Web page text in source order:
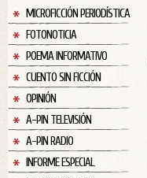
MICROFICCIÓN PERIODÍSTICA
FOTONOTICIA
POEMA INFORMATIVO
CUENTO SIN FICCIÓN
OPINIÓN
A-PIN TELEVISIÓN
A-PIN RADIO
INFORME ESPECIAL